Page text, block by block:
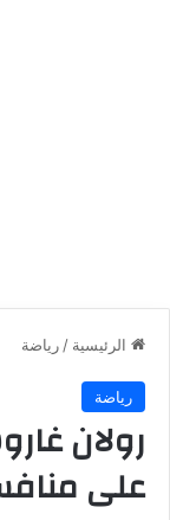
الرئيسية / رياضة
رياضة
رولان
على